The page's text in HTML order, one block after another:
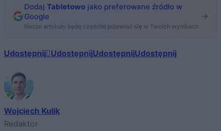
Dodaj Tabletowo jako preferowane źródło w
Google
Nasze artykuły będą częściej pojawiać się w Twoich wynikach
Udostępnij UdostępnijUdostępnijUdostępnij
Wojciech Kulik
Redaktor